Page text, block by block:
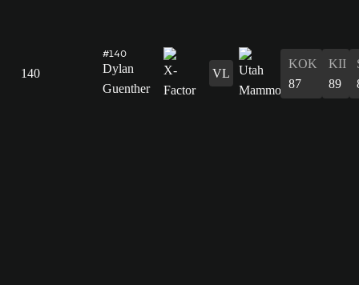
140
#140
Dylan
Guenther
VL
KOK
87
KII
89